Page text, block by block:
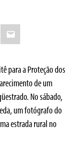
Email
para a Proteção dos
de um
No sábado,
um fotógrafo do
estrada rural no